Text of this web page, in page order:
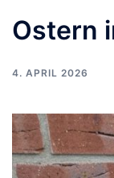
Ostern
4. APRIL 2026